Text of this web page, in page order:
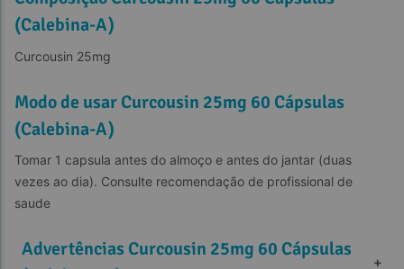
(Calebina-A)
Curcousin 25mg
Modo de usar Curcousin 25mg 60 Cápsulas
(Calebina-A)
Tomar 1 capsula antes do almoço e antes do jantar (duas
vezes ao dia). Consulte recomendação de profissional de
saude
Advertências Curcousin 25mg 60 Cápsulas
+